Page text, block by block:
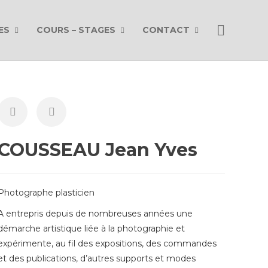
COURS – STAGES CONTACT
Jean Yves
plasticien
entrepris depuis de nombreuses années une
artistique liée à la photographie et
au fil des expositions, des commandes
des publications, d’autres supports et modes